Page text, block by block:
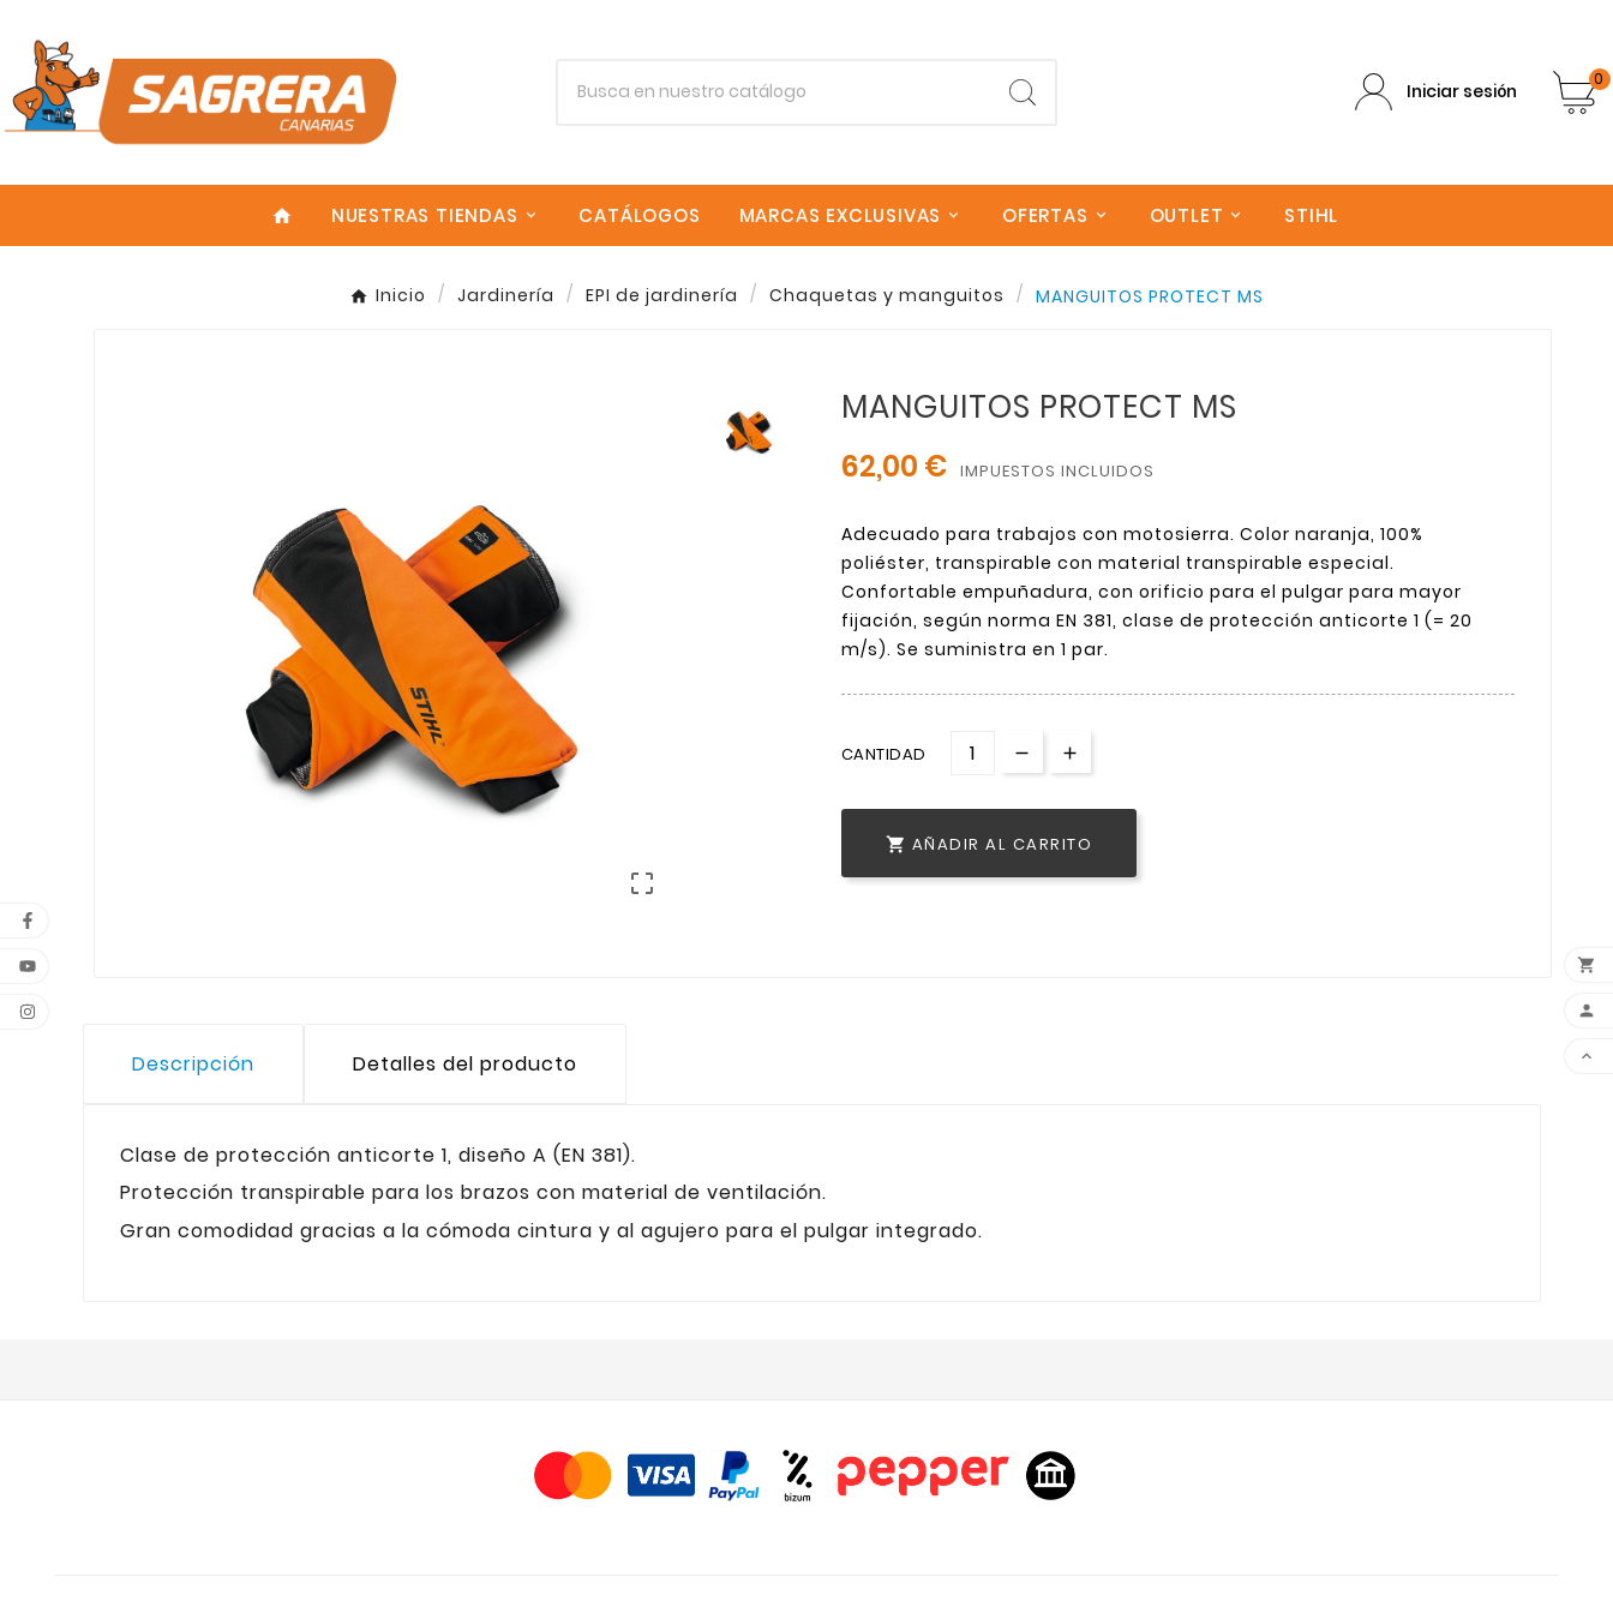
Iniciar sesión
0
home NUESTRAS TIENDAS CATÁLOGOS MARCAS EXCLUSIVAS OFERTAS OUTLET STIHL
Inicio Jardinería EPI de jardinería Chaquetas y manguitos MANGUITOS PROTECT MS

MANGUITOS PROTECT MS
62,00 € IMPUESTOS INCLUIDOS
Adecuado para trabajos con motosierra. Color naranja, 100%
poliéster, transpirable con material transpirable especial.
Confortable empuñadura, con orificio para el pulgar para mayor
fijación, según norma EN 381, clase de protección anticorte 1 (= 20
m/s). Se suministra en 1 par.
CANTIDAD
 AÑADIR AL CARRITO
Descripción Detalles del producto
Clase de protección anticorte 1, diseño A (EN 381).
Protección transpirable para los brazos con material de ventilación.
Gran comodidad gracias a la cómoda cintura y al agujero para el pulgar integrado.


